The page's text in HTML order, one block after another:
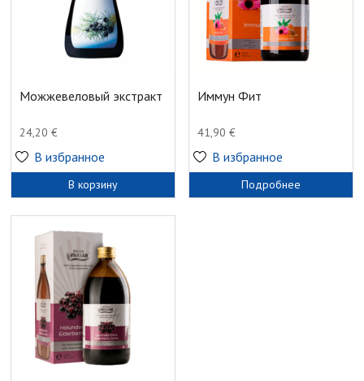
Можжевеловый экстракт
24,20€
В избранное
В корзину
Иммун Фит
41,90€
В избранное
Подробнее